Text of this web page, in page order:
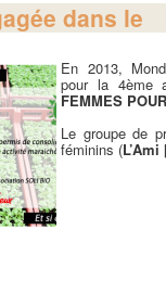
dans le
En 2013,
pour la 4ème
FEMMES
Le groupe de
féminins (